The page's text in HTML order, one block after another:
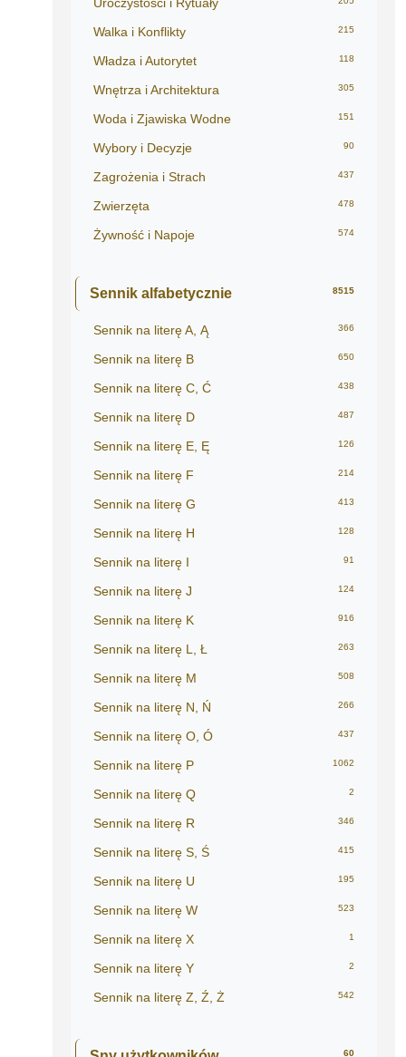
Walka i Konflikty 215
Władza i Autorytet 118
Wnętrza i Architektura 305
Woda i Zjawiska Wodne 151
Wybory i Decyzje 90
Zagrożenia i Strach 437
Zwierzęta 478
Żywność i Napoje 574
Sennik alfabetycznie 8515
Sennik na literę A, Ą 366
Sennik na literę B 650
Sennik na literę C, Ć 438
Sennik na literę D 487
Sennik na literę E, Ę 126
Sennik na literę F 214
Sennik na literę G 413
Sennik na literę H 128
Sennik na literę I 91
Sennik na literę J 124
Sennik na literę K 916
Sennik na literę L, Ł 263
Sennik na literę M 508
Sennik na literę N, Ń 266
Sennik na literę O, Ó 437
Sennik na literę P 1062
Sennik na literę Q 2
Sennik na literę R 346
Sennik na literę S, Ś 415
Sennik na literę U 195
Sennik na literę W 523
Sennik na literę X 1
Sennik na literę Y 2
Sennik na literę Z, Ź, Ż 542
60